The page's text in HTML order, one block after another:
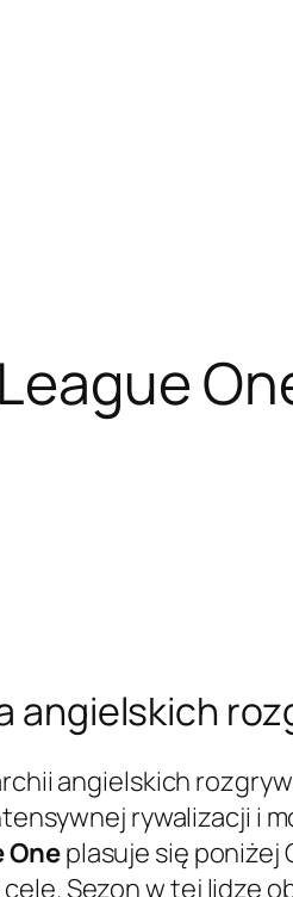
angielskich
angielskich
rywalizacji i
Oneplasuje się poniżej
Sezon w tej lidze